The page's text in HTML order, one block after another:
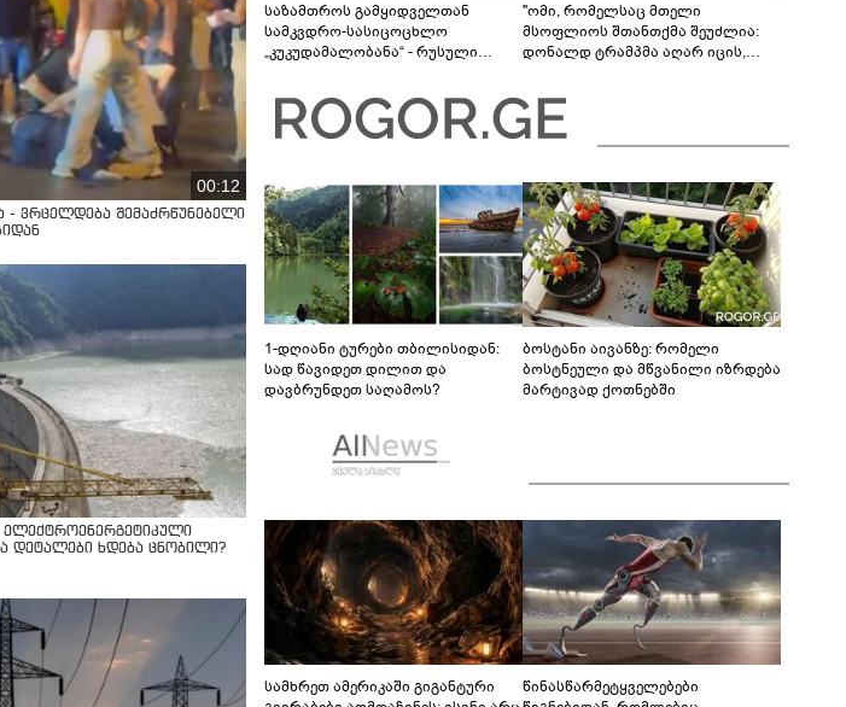
00:12
- ვრცელდება შემაძრწუნებელი
ელექტროენერგეტიკული
დეტალები ხდება ცნობილი?
საზამთროს გამყიდველთან
სამკვდრო-სასიცოცხლო
„კუკუდამალობანა“ - რუსული
"ომი, რომელსაც მთელი
მსოფლიოს შთანთქმა შეუძლია:
დონალდ ტრამპმა აღარ იცის,
1-დღიანი ტურები თბილისიდან:
სად წავიდეთ დილით და
დავბრუნდეთ საღამოს?
ბოსტანი აივანზე: რომელი
ბოსტნეული და მწვანილი იზრდება
მარტივად ქოთნებში
სამხრეთ ამერიკაში გიგანტური
წინასწარმეტყველებები